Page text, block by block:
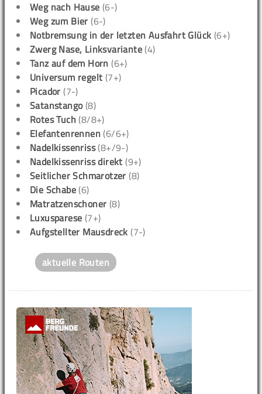
Weg nach Hause (6-)
Weg zum Bier (6-)
Notbremsung in der letzten Ausfahrt Glück (6+)
Zwerg Nase, Linksvariante (4)
Tanz auf dem Horn (6+)
Universum regelt (7+)
Picador (7-)
Satanstango(8)
Rotes Tuch (8/8+)
Elefantenrennen (6/6+)
Nadelkissenriss(8+/9-)
Nadelkissenriss direkt (9+)
Seitlicher Schmarotzer (8)
Die Schabe (6)
Matratzenschoner (8)
Luxusparese (7+)
Aufgstellter Mausdreck (7-)
aktuelle Routen